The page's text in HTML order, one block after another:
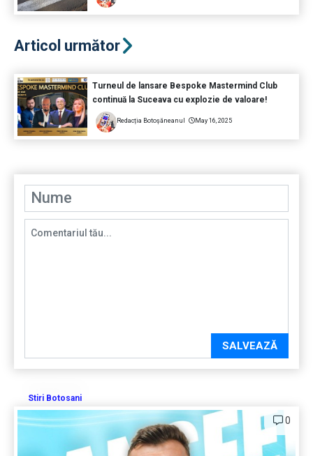
Articol următor
Turneul de lansare Bespoke Mastermind Club
continuă la Suceava cu explozie de valoare!
Redacția Botoșăneanul May 16, 2025
SALVEAZĂ
Stiri Botosani
0